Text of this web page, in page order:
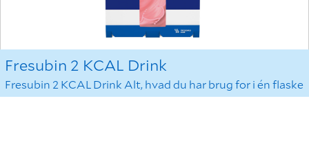
Fresubin 2 KCAL Drink
Fresubin 2 KCAL Drink Alt, hvad du har brug for i én flaske